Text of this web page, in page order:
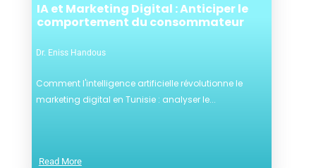
IA et Marketing Digital : Anticiper le
comportement du consommateur
Dr. Eniss Handous
Comment l'intelligence artificielle révolutionne le
marketing digital en Tunisie : analyser le...
Read More